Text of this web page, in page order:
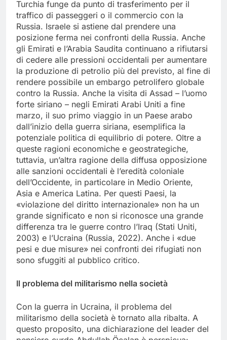
Turchia funge da punto di trasferimento per il
traffico di passeggeri o il commercio con la
Russia. Israele si astiene dal prendere una
posizione ferma nei confronti della Russia. Anche
gli Emirati e l’Arabia Saudita continuano a rifiutarsi
di cedere alle pressioni occidentali per aumentare
la produzione di petrolio più del previsto, al fine di
rendere possibile un embargo petrolifero globale
contro la Russia. Anche la visita di Assad – l’uomo
forte siriano – negli Emirati Arabi Uniti a fine
marzo, il suo primo viaggio in un Paese arabo
dall’inizio della guerra siriana, esemplifica la
potenziale politica di equilibrio di potere. Oltre a
queste ragioni economiche e geostrategiche,
tuttavia, un’altra ragione della diffusa opposizione
alle sanzioni occidentali è l’eredità coloniale
dell’Occidente, in particolare in Medio Oriente,
Asia e America Latina. Per questi Paesi, la
«violazione del diritto internazionale» non ha un
grande significato e non si riconosce una grande
differenza tra le guerre contro l’Iraq (Stati Uniti,
2003) e l’Ucraina (Russia, 2022). Anche i «due
pesi e due misure» nei confronti dei rifugiati non
sono sfuggiti al pubblico critico.
Il problema del militarismo nella società
Con la guerra in Ucraina, il problema del
militarismo della società è tornato alla ribalta. A
questo proposito, una dichiarazione del leader del